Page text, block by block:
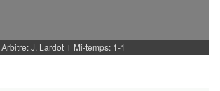
Arbitre: J. Lardot | Mi-temps: 1-1